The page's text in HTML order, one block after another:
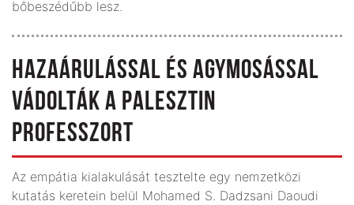
bőbeszédűbb lesz.
HAZAÁRULÁSSAL ÉS AGYMOSÁSSAL
VÁDOLTÁK A PALESZTIN
PROFESSZORT
Az empátia kialakulását tesztelte egy nemzetközi
kutatás keretein belül Mohamed S. Dadzsani Daoudi